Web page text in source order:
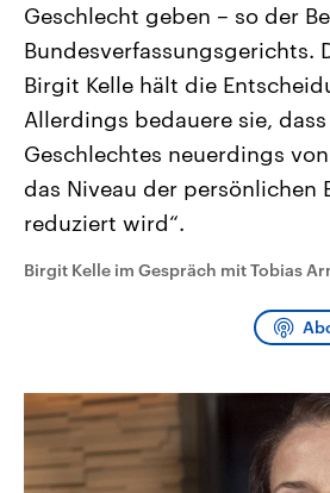
Landtagswahl Sachsen-Anhalt
2026
Alle Informationen
Sachsen-Anhalt wählt am 6.
September 2026 einen neuen
Landtag. Seit 2021 wird das
Bundesland von einer Koalition aus
Umfragen, Prognosen,
Wahlprogramme, aktuelle Berichte
und Hintergründe zu den Parteien
Wahl.
Sendungen Programm
Geschlecht geben – so der
Bundesverfassungsgerichts.
Birgit Kelle hält die
Allerdings bedauere sie,
Geschlechtes neuerdings
das Niveau der persönlichen
reduziert wird“.
Birgit Kelle im Gespräch mit Tobias